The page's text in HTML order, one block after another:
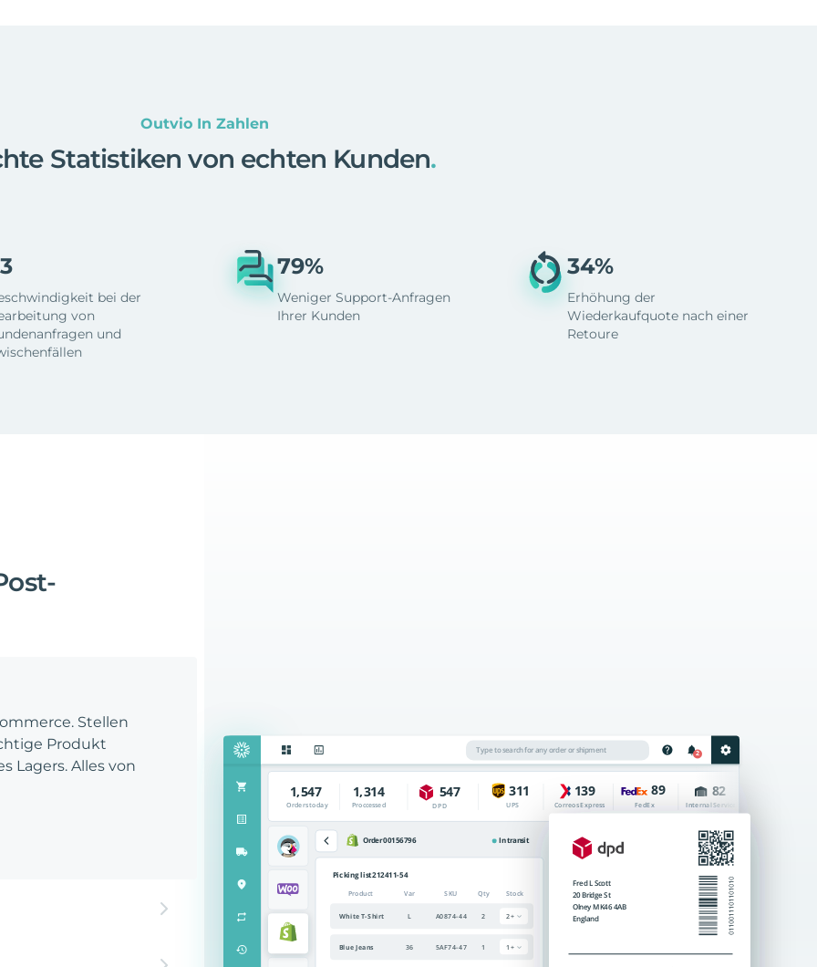
Outvio In Zahlen
Statistiken von echten Kunden.
bei der
von
und
79%
Weniger Support-Anfragen
Ihrer Kunden
34%
Erhöhung der
Wiederkaufquote nach einer
Retoure
Stellen
Produkt
Lagers. Alles von